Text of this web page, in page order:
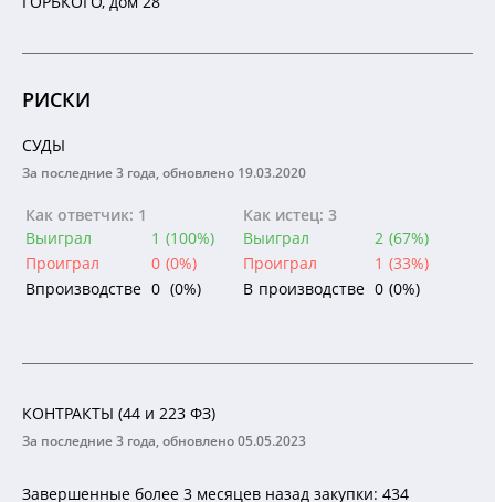
РИСКИ
СУДЫ
За последние 3 года, обновлено 19.03.2020
Как ответчик: 1
Выиграл
1 (100%)
Проиграл
0 (0%)
Впроизводстве 0 (0%)
Как истец: 3
Выиграл
2 (67%)
Проиграл
1 (33%)
В производстве 0 (0%)
КОНТРАКТЫ (44 и 223 ФЗ)
За последние 3 года, обновлено 05.05.2023
Завершенные более 3 месяцев назад закупки: 434